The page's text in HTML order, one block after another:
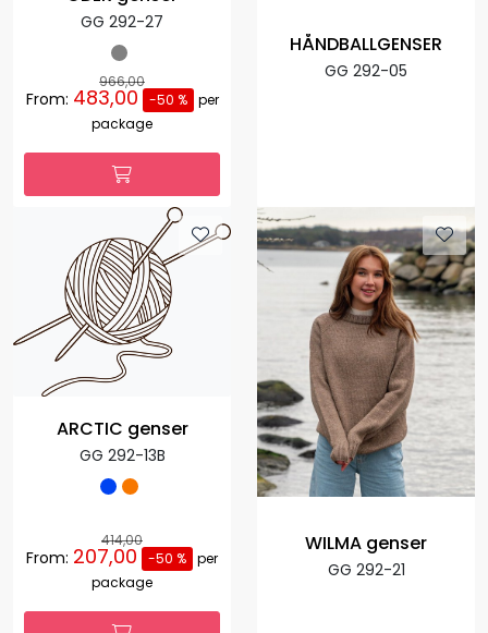
GG 292-27
966,00
From: 483,00 -50 %
per
package
HÅNDBALLGENSER
GG 292-05
ARCTIC genser
GG 292-13B
414,00
From: 207,00 -50 % per
package
WILMA genser
GG 292-21